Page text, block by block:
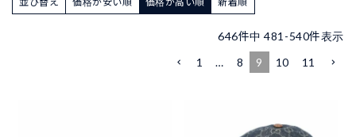
646件中 481 -540件表示
1
… 8 9 10 11